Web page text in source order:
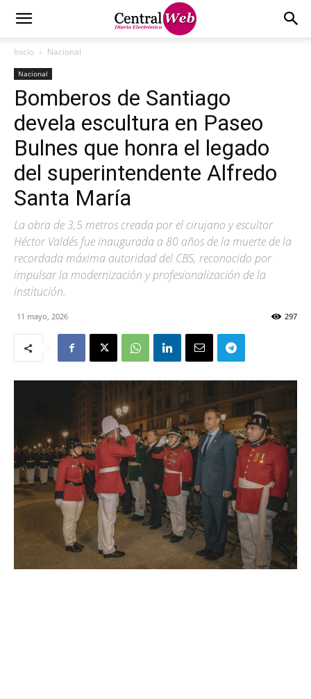
Inicio Nacional
Nacional
Bomberos de Santiago
devela escultura en Paseo
Bulnes que honra el legado
del superintendente Alfredo
Santa María
La obra de 3,5 metros creada por el cirujano y escultor
Héctor Valdés fue inaugurada a 80 años de la muerte de la
recordada máxima autoridad del CBS, reconocido por
impulsar la modernización y profesionalización de la
institución.
11 mayo, 2026 297